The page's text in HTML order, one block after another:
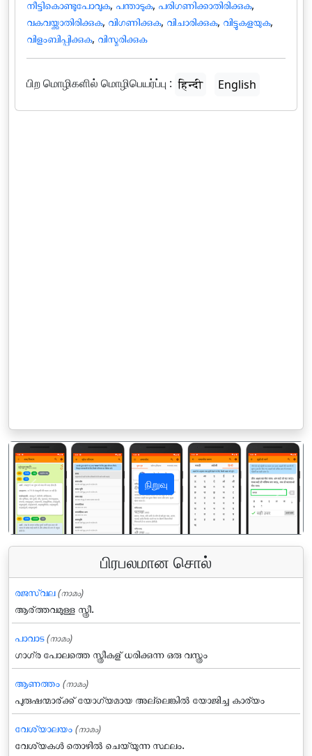
നീട്ടികൊണ്ടുപോവുക, പന്താടുക, പരിഗണിക്കാതിരിക്കുക,
വകവയ്ക്കാതിരിക്കുക, വിഗണിക്കുക, വിചാരിക്കുക, വിട്ടുകളയുക,
വിളംബിപ്പിക്കുക, വിസ്മരിക്കുക
பிற மொழிகளில் மொழிபெயர்ப்பு : हिन्दी English
நிறுவு
पिछला अगला
பிரபலமான சொல்
രജസ്വല (നാമം)
ആര്ത്തവമുള്ള സ്ത്രീ.
പാവാട (നാമം)
ഗാഗ്ര പോലത്തെ സ്ത്രീകള് ധരിക്കുന്ന ഒരു വസ്ത്രം
ആണത്തം (നാമം)
പുരുഷന്മാര്ക്ക് യോഗ്യമായ അല്ലെങ്കില്‍ യോജിച്ച കാര്യം
വേശ്യാലയം (നാമം)
വേശ്യകള്‍ തൊഴില്‍ ചെയ്യുന്ന സ്ഥലം.